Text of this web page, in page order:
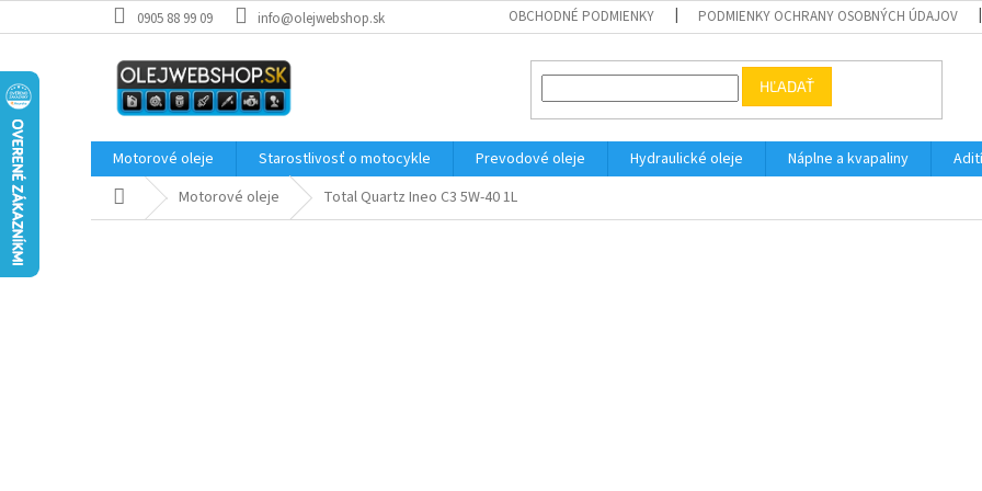
na
0905 88 99 09 info@olejwebshop.sk OBCHODNÉ PODMIENKY PODMIENKY OCHRANY OSOBNÝCH ÚDAJOV
HĽADAŤ
Motorové oleje Starostlivosť o motocykle Prevodové oleje Hydraulické oleje Náplne a kvapaliny
DomovMotorové oleje Total Quartz Ineo C3 5W-40 1L